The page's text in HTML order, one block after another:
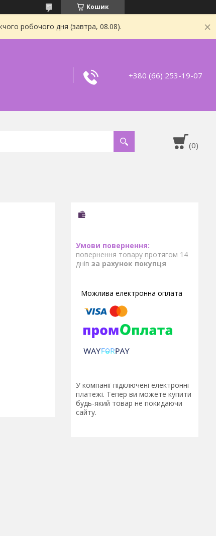
Кошик
робочого дня (завтра, 08.08).
+380 (66) 253-19-07
повернення товару протягом 14
днів за рахунок покупця
У компанії підключені електронні
платежі. Тепер ви можете купити
будь-який товар не покидаючи
сайту.